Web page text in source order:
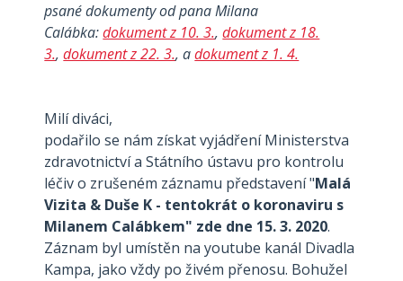
psané dokumenty od pana Milana
Calábka:dokument z 10. 3.,dokument z 18.
3.,dokument z 22. 3., adokument z 1. 4.
Milí diváci,
podařilo se nám získat vyjádření Ministerstva
zdravotnictví a Státního ústavu pro kontrolu
léčiv o zrušeném záznamu představení "Malá
Vizita & Duše K - tentokrát o koronaviru s
Milanem Calábkem" zde dne 15. 3. 2020.
Záznam byl umístěn na youtube kanál Divadla
Kampa, jako vždy po živém přenosu. Bohužel